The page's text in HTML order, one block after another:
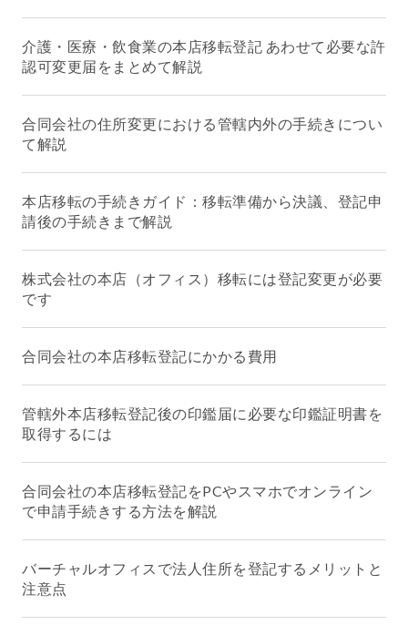
介護・医療・飲食業の本店移転登記 あわせて必要な許
認可変更届をまとめて解説
合同会社の住所変更における管轄内外の手続きについ
て解説
本店移転の手続きガイド：移転準備から決議、登記申
請後の手続きまで解説
株式会社の本店（オフィス）移転には登記変更が必要
です
合同会社の本店移転登記にかかる費用
管轄外本店移転登記後の印鑑届に必要な印鑑証明書を
取得するには
合同会社の本店移転登記をPCやスマホでオンライン
で申請手続きする方法を解説
バーチャルオフィスで法人住所を登記するメリットと
注意点